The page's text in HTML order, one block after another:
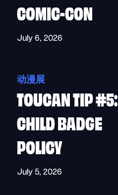
COMIC-CON
July 6, 2026
动漫展
TOUCAN TIP #5:
CHILD BADGE
POLICY
July 5, 2026